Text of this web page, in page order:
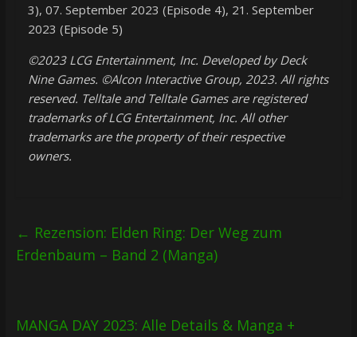
3), 07. September 2023 (Episode 4), 21. September
2023 (Episode 5)
©2023 LCG Entertainment, Inc. Developed by Deck
Nine Games. ©Alcon Interactive Group, 2023. All rights
reserved. Telltale and Telltale Games are registered
trademarks of LCG Entertainment, Inc. All other
trademarks are the property of their respective
owners.
← Rezension: Elden Ring: Der Weg zum
Erdenbaum – Band 2 (Manga)
MANGA DAY 2023: Alle Details & Manga +